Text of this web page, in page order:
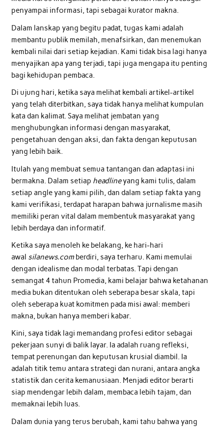
penyampai informasi, tapi sebagai kurator makna.
Dalam lanskap yang begitu padat, tugas kami adalah
membantu publik memilah, menafsirkan, dan menemukan
kembali nilai dari setiap kejadian. Kami tidak bisa lagi hanya
menyajikan apa yang terjadi, tapi juga mengapa itu penting
bagi kehidupan pembaca.
Di ujung hari, ketika saya melihat kembali artikel-artikel
yang telah diterbitkan, saya tidak hanya melihat kumpulan
kata dan kalimat. Saya melihat jembatan yang
menghubungkan informasi dengan masyarakat,
pengetahuan dengan aksi, dan fakta dengan keputusan
yang lebih baik.
Itulah yang membuat semua tantangan dan adaptasi ini
bermakna. Dalam setiap headlineyang kami tulis, dalam
setiap angle yang kami pilih, dan dalam setiap fakta yang
kami verifikasi, terdapat harapan bahwa jurnalisme masih
memiliki peran vital dalam membentuk masyarakat yang
lebih berdaya dan informatif.
Ketika saya menoleh ke belakang, ke hari-hari
awal silanews.comberdiri, saya terharu. Kami memulai
dengan idealisme dan modal terbatas. Tapi dengan
semangat 4 tahun Promedia, kami belajar bahwa ketahanan
media bukan ditentukan oleh seberapa besar skala, tapi
oleh seberapa kuat komitmen pada misi awal: memberi
makna, bukan hanya memberi kabar.
Kini, saya tidak lagi memandang profesi editor sebagai
pekerjaan sunyi di balik layar. Ia adalah ruang refleksi,
tempat perenungan dan keputusan krusial diambil. Ia
adalah titik temu antara strategi dan nurani, antara angka
statistik dan cerita kemanusiaan. Menjadi editor berarti
siap mendengar lebih dalam, membaca lebih tajam, dan
memaknai lebih luas.
Dalam dunia yang terus berubah, kami tahu bahwa yang